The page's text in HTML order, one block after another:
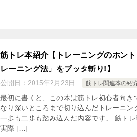
筋トレ本紹介【トレーニングのホン
レーニング法」をブッタ斬り!】
公開日： 2015年2月23日 筋トレ関連本の紹
最初に書くと、この本は筋トレ初心者向
なり深いところまで切り込んだトレーニ
一歩も二歩も踏み込んだ内容です。 筋ト
実際 […]